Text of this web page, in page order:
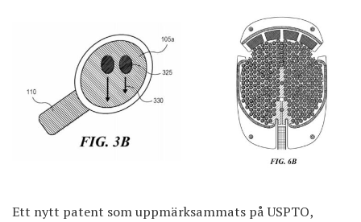
Ett nytt patent som uppmärksammats påUSPTO,